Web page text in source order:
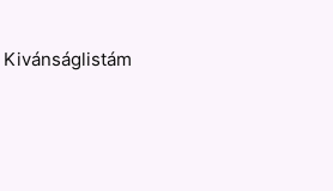
Kivánságlistám